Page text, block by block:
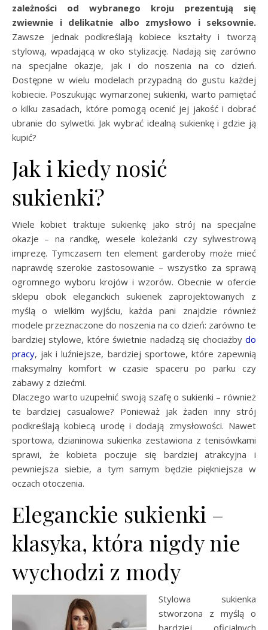
zależności od wybranego kroju prezentują się
zwiewnie i delikatnie albo zmysłowo i seksownie.
Zawsze jednak podkreślają kobiece kształty i tworzą
stylową, wpadającą w oko stylizację. Nadają się zarówno
na specjalne okazje, jak i do noszenia na co dzień.
Dostępne w wielu modelach przypadną do gustu każdej
kobiecie. Poszukując wymarzonej sukienki, warto pamiętać
o kilku zasadach, które pomogą ocenić jej jakość i dobrać
ubranie do sylwetki. Jak wybrać idealną sukienkę i gdzie ją
kupić?
Jak i kiedy nosić
sukienki?
Wiele kobiet traktuje sukienkę jako strój na specjalne
okazje – na randkę, wesele koleżanki czy sylwestrową
imprezę. Tymczasem ten element garderoby może mieć
naprawdę szerokie zastosowanie – wszystko za sprawą
ogromnego wyboru krojów i wzorów. Obecnie w ofercie
sklepu obok eleganckich sukienek zaprojektowanych z
myślą o wielkim wyjściu, każda pani znajdzie również
modele przeznaczone do noszenia na co dzień: zarówno te
bardziej stylowe, które świetnie nadadzą się chociażby do
pracy, jak i luźniejsze, bardziej sportowe, które zapewnią
maksymalny komfort w czasie spaceru po parku czy
zabawy z dziećmi.
Dlaczego warto uzupełnić swoją szafę o sukienki – również
te bardziej casualowe? Ponieważ jak żaden inny strój
podkreślają kobiecą urodę i dodają zmysłowości. Nawet
sportowa, dzianinowa sukienka zestawiona z tenisówkami
sprawi, że kobieta poczuje się bardziej atrakcyjna i
pewniejsza siebie, a tym samym będzie piękniejsza w
oczach otoczenia.
Eleganckie sukienki –
klasyka, która nigdy nie
wychodzi z mody
Stylowa sukienka
stworzona z myślą o
bardziej oficjalnych